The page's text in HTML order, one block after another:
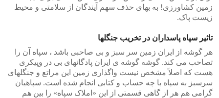
زمین کشاورزی! به بهای حذف سهم آیندگان از سلامتی و محیط
زیست پاک.
تاثیر سپاه پاسداران در تخریب جنگلها
هر گوشه از ایران زمین سر سبز و بی صاحبی باشد ، سپاه آن را
تصاحب می کند. گوشه گوشه ی ایران پادگانهای بی در وپیکری
هست که اصلاً مشخص نیست واگذاری زمین این مراتع و جنگلهای
سرسبز به سپاه با چه حساب و کتابی انجام شده است. سپاهیان
گرامی هم هر از گاهی قسمتی از این «املاک سپاه» را بین هم